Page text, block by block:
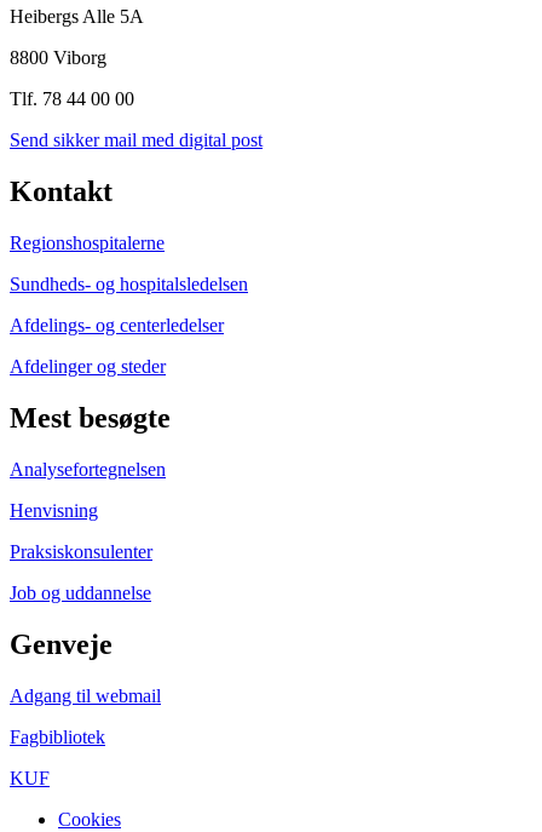
Heibergs Alle 5A
8800 Viborg
Tlf. 78 44 00 00
Send sikker mail med digital post
Kontakt
Regionshospitalerne
Sundheds- og hospitalsledelsen
Afdelings- og centerledelser
Afdelinger og steder
Mest besøgte
Analysefortegnelsen
Henvisning
Praksiskonsulenter
Job og uddannelse
Genveje
Adgang til webmail
Fagbibliotek
KUF
Cookies